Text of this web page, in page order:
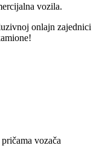
vozila.
onlajn zajednici
vozača